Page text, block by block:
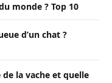
monde ? Top 10
d’un chat ?
la vache et quelle